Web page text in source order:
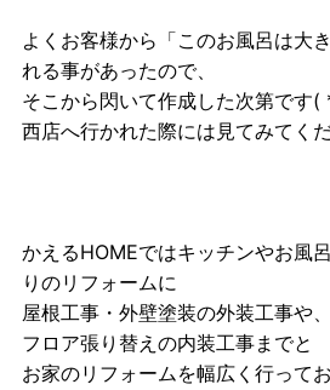
よくお客様から「このお風呂は大
れる事があったので、
そこから閃いて作成した次第です(
西店へ行かれた際には見てみてく
かえるHOMEではキッチンやお風
りのリフォームに
屋根工事・外壁塗装の外装工事や
フロア張り替えの内装工事までと
お家のリフォームを幅広く行って